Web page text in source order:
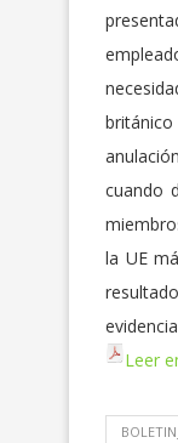
cuando
la UE
Leer